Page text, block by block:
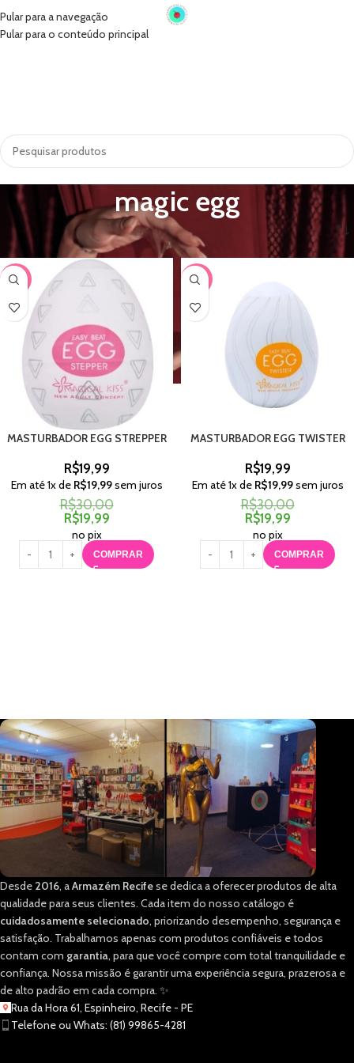
Pular para a navegação
Pular para o conteúdo principal
magic egg
-33%
MASTURBADOR EGG STREPPER
R$19,99
Em até1x de R$19,99sem juros
R$30,00
R$19,99
no pix
COMPRAR
-33%
MASTURBADOR EGG TWISTER
R$19,99
Em até1x de R$19,99sem juros
R$30,00
R$19,99
no pix
COMPRAR
Desde 2016, aArmazém Recifese dedica a oferecer produtos de alta
qualidade para seus clientes. Cada item do nosso catálogo é
cuidadosamente selecionado, priorizando desempenho, segurança e
satisfação. Trabalhamos apenas com produtos confiáveis e todos
contam com garantia, para que você compre com total tranquilidade e
confiança. Nossa missão é garantir uma experiência segura, prazerosa e
de alto padrão em cada compra. ✨
Rua da Hora 61, Espinheiro, Recife - PE
Telefone ou Whats: (81) 99865-4281